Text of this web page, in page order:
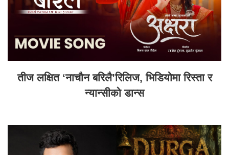
तीज लक्षित ‘नाचौन बरिलै’रिलिज, भिडियोमा रिस्ता र
न्यान्सीको डान्स